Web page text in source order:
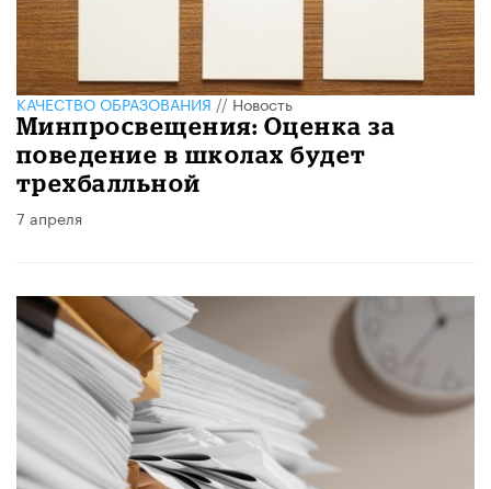
КАЧЕСТВО ОБРАЗОВАНИЯ//Новость
Минпросвещения: Оценка за
поведение в школах будет
трехбалльной
7 апреля